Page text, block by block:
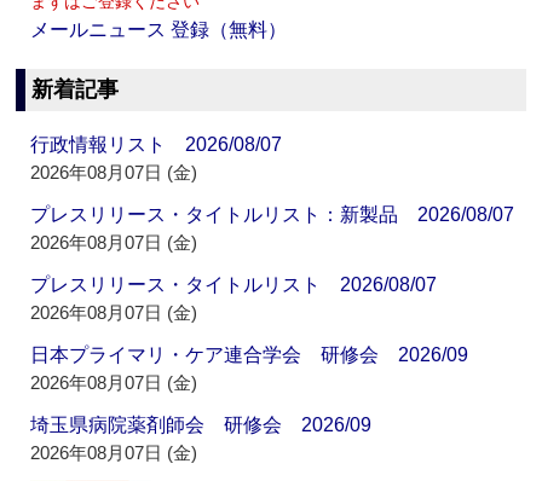
メールニュース 登録（無料）
新着記事
行政情報リスト 2026/08/07
2026年08月07日 (金)
プレスリリース・タイトルリスト：新製品 2026/08/07
2026年08月07日 (金)
プレスリリース・タイトルリスト 2026/08/07
2026年08月07日 (金)
日本プライマリ・ケア連合学会 研修会 2026/09
2026年08月07日 (金)
埼玉県病院薬剤師会 研修会 2026/09
2026年08月07日 (金)